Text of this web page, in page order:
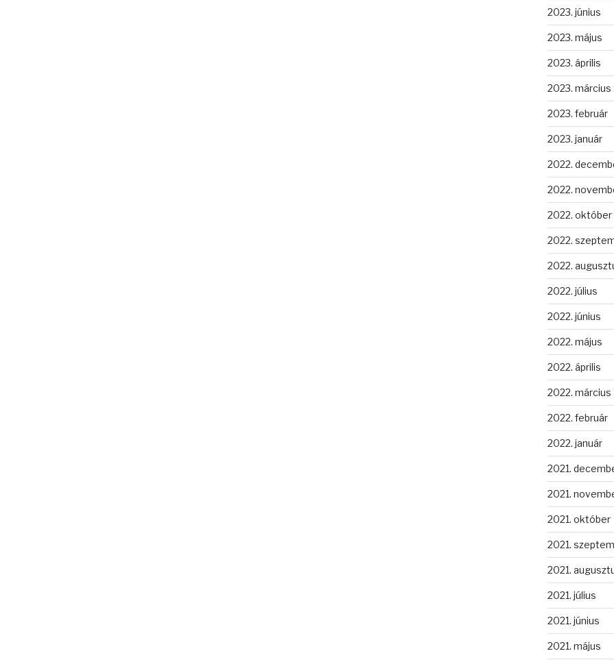
2023. június
2023. május
2023. április
2023. március
2023. február
2023. január
2022.
2022.
2022. október
2022.
2022.
2022. július
2022. június
2022. május
2022. április
2022. március
2022. február
2022. január
2021.
2021.
2021. október
2021.
2021.
2021. július
2021. június
2021. május